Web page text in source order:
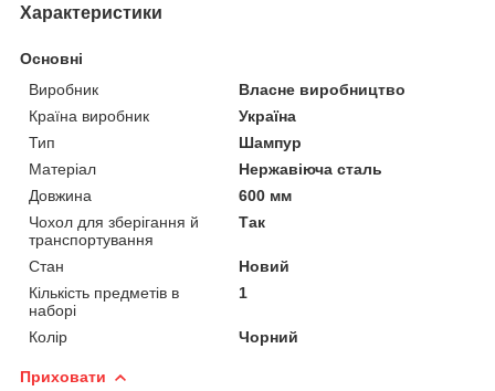
Характеристики
Основні
Виробник
Власне виробництво
Країна виробник
Україна
Тип
Шампур
Матеріал
Нержавіюча сталь
Довжина
600 мм
Чохол для зберігання й
транспортування
Так
Стан
Новий
Кількість предметів в
наборі
1
Колір Чорний
Приховати